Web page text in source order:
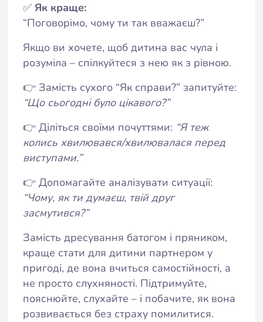
✅ Як краще:
“Поговорімо, чому ти так вважаєш?”
Якщо ви хочете, щоб дитина вас чула і
розуміла – спілкуйтеся з нею як з рівною.
👉 Замість сухого “Як справи?” запитуйте:
“Що сьогодні було цікавого?”
👉 Діліться своїми почуттями: “Я теж
колись хвилювався/хвилювалася перед
виступами.”
👉 Допомагайте аналізувати ситуації:
“Чому, як ти думаєш, твій друг
засмутився?”
Замість дресування батогом і пряником,
краще стати для дитини партнером у
пригоді, де вона вчиться самостійності, а
не просто слухняності. Підтримуйте,
пояснюйте, слухайте – і побачите, як вона
розвивається без страху помилитися.